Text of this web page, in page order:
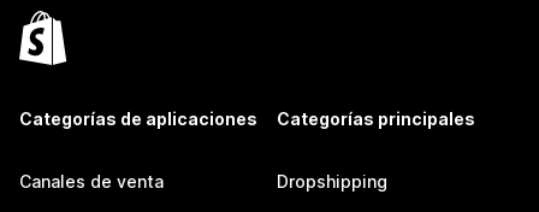
Categorías de aplicaciones
Canales de venta
Categorías principales
Dropshipping